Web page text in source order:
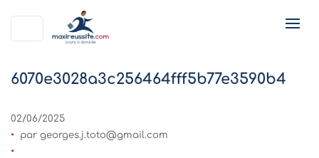
6070e3028a3c256464fff5b77e3590b4
02/06/2025
par georges.j.toto@gmail.com